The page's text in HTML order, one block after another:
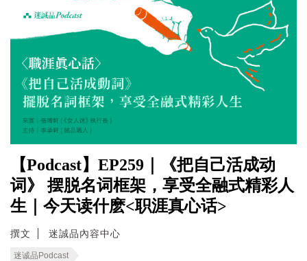
【Podcast】EP259｜《把自己活成动
词》 摆脱名词框架，享受全融式精彩人
生｜今天读什麽<职涯真心话>
撰文 迷誠品內容中心
迷诚品Podcast